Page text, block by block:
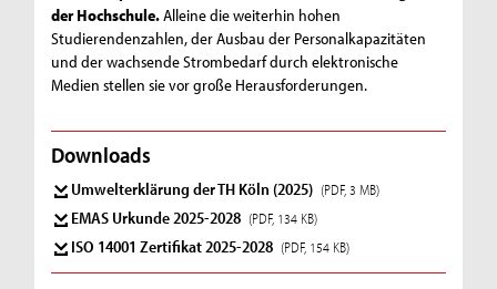
der Hochschule.Alleine die weiterhin hohen
Studierendenzahlen, der Ausbau der Personalkapazitäten
und der wachsende Strombedarf durch elektronische
Medien stellen sie vor große Herausforderungen.
Downloads
Umwelterklärung der TH Köln (2025) (PDF, 3 MB)
EMAS Urkunde 2025-2028 (PDF, 134 KB)
ISO 14001 Zertifikat 2025-2028 (PDF, 154 KB)